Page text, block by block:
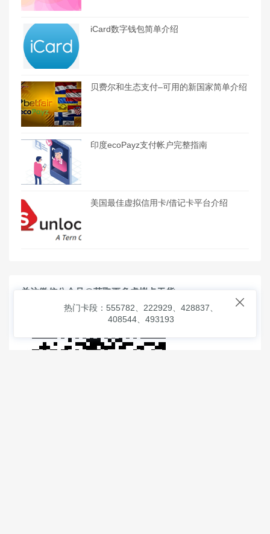
iCard数字钱包简单介绍
贝费尔和生态支付–可用的新国家简单介绍
印度ecoPayz支付帐户完整指南
美国最佳虚拟信用卡/借记卡平台介绍
关注微信公众号@获取更多虚拟卡干货

热门卡段：555782、222929、428837、
408544、493193